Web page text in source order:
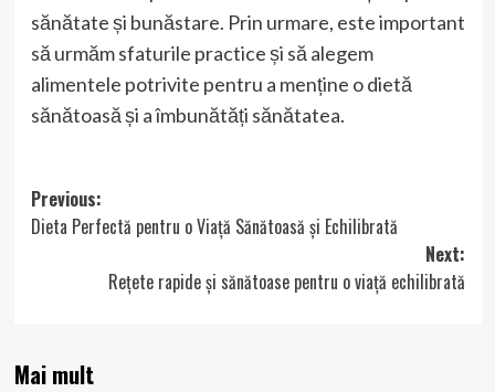
sănătate și bunăstare. Prin urmare, este important
să urmăm sfaturile practice și să alegem
alimentele potrivite pentru a menține o dietă
sănătoasă și a îmbunătăți sănătatea.
Post
navigation
Previous:
Dieta Perfectă pentru o Viață Sănătoasă și Echilibrată
Next:
Rețete rapide și sănătoase pentru o viață echilibrată
Mai mult